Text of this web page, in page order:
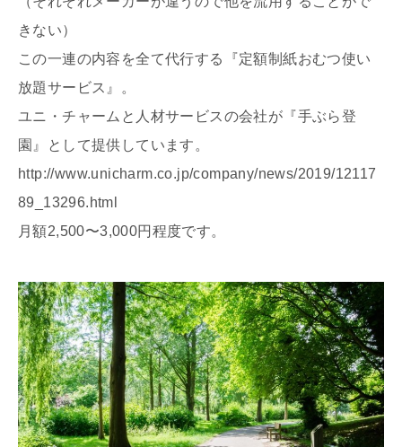
きない）
この一連の内容を全て代行する『定額制紙おむつ使い
放題サービス』。
ユニ・チャームと人材サービスの会社が『手ぶら登
園』として提供しています。
http://www.unicharm.co.jp/company/news/2019/12117
89_13296.html
月額2,500〜3,000円程度です。